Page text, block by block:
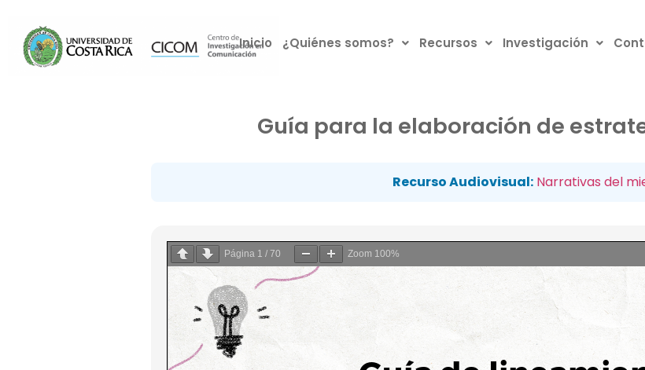
Inicio ¿Quiénes somos? Recursos Investigación
Guía para la elaboración de
Recurso Audiovisual: Narrativas del
Página 1 / 70 Zoom 100%